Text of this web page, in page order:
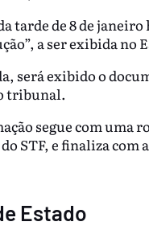
tarde de 8 de
a ser exibida no
será exibido o
tribunal.
segue com uma
STF, e finaliza com
Estado